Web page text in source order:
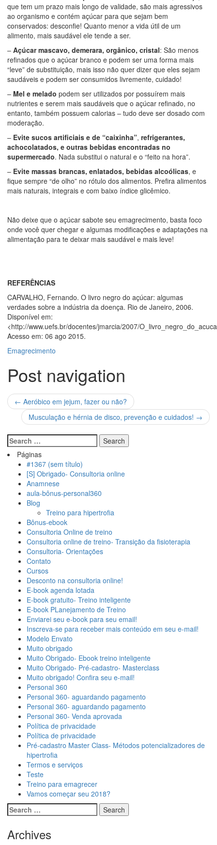
que tem um prazo mais longo de validade, são mais agressivos
ao organismo e contém açúcar para que sejam bem
conservados: desconfie! Quanto menor a vida útil de um
alimento, mais saudável ele tende a ser.
– Açúcar mascavo, demerara, orgânico, cristal: São menos
refinados que o açúcar branco e podem ser uma forma mais
“leve” de substituição, mais isso não quer dizer que eles sejam
saudáveis e podem ser consumidos livremente, cuidado!
– Mel e melado podem ser utilizados por possuírem mais
nutrientes e serem mais saudáveis que o açúcar refinado, no
entanto, também possuem calorias – tudo deve ser dosado com
moderação.
– Evite sucos artificiais e de “caixinha”, refrigerantes,
achocolatados, e outras bebidas encontradas no
supermercado. Nada substitui o natural e o “feito na hora”.
– Evite massas brancas, enlatados, bebidas alcoólicas, e
fique sempre “de olho” no rótulo dos alimentos. Prefira alimentos
mais naturais, integrais e com baixo índice glicêmico.
Não deixe que o açúcar sabote seu emagrecimento, basta foco
onde você quer chegar e algumas modificações e adaptações na
alimentação para te deixar mais saudável e mais leve!
REFERÊNCIAS
CARVALHO, Fernando. O livro negro do açúcar: algumas
verdades sobre a indústria da doença. Rio de Janeiro, 2006.
Disponível em:
<http://www.uefs.br/docentes/jmarcia/2007/
Acesso em: 06 ago 2015.
Emagrecimento
Post navigation
← Aeróbico em jejum, fazer ou não?
Musculação e hérnia de disco, prevenção e cuidados! →
Páginas
#1367 (sem título)
[S] Obrigado- Consultoria online
Anamnese
aula-bônus-personal360
Blog
Treino para hipertrofia
Bônus-ebook
Consultoria Online de treino
Consultoria online de treino- Transição da fisioterapia
Consultoria- Orientações
Contato
Cursos
Desconto na consultoria online!
E-book agenda lotada
E-book gratuito- Treino inteligente
E-book PLanejamento de Treino
Enviarei seu e-book para seu email!
Inscreva-se para receber mais conteúdo em seu e-mail!
Modelo Envato
Muito obrigado
Muito Obrigado- Ebook treino inteligente
Muito Obrigado- Pré-cadastro- Masterclass
Muito obrigado! Confira seu e-mail!
Personal 360
Personal 360- aguardando pagamento
Personal 360- aguardando pagamento
Personal 360- Venda aprovada
Política de privacidade
Política de privacidade
Pré-cadastro Master Class- Métodos potencializadores de
hipertrofia
Termos e serviços
Teste
Treino para emagrecer
Vamos começar seu 2018?
Archives